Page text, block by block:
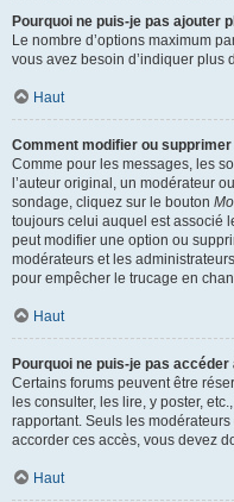
Pourquoi ne puis-je pas ajouter
Le nombre d’options maximum
vous avez besoin d’indiquer plus
Haut
Comment modifier ou supprimer
Comme pour les messages, les
l’auteur original, un modérateur
sondage, cliquez sur le bouton
toujours celui auquel est associé
peut modifier une option ou
modérateurs et les
pour empêcher le trucage en
Haut
Pourquoi ne puis-je pas accéder
Certains forums peuvent être
les consulter, les lire, y poster,
rapportant. Seuls les
accorder ces accès, vous devez
Haut